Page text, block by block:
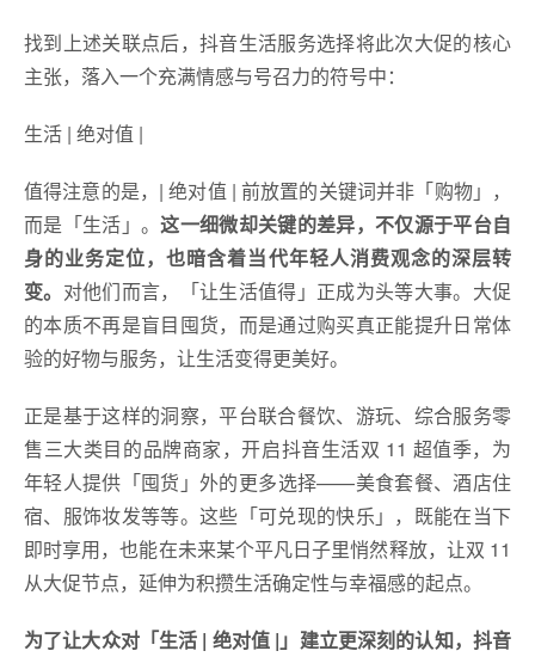
找到上述关联点后，抖音生活服务选择将此次大促的核心
主张，落入一个充满情感与号召力的符号中：
生活 | 绝对值 |
值得注意的是，| 绝对值 | 前放置的关键词并非「购物」，
而是「生活」。这一细微却关键的差异，不仅源于平台自
身的业务定位，也暗含着当代年轻人消费观念的深层转
变。 对他们而言，「让生活值得」正成为头等大事。大促
的本质不再是盲目囤货，而是通过购买真正能提升日常体
验的好物与服务，让生活变得更美好。
正是基于这样的洞察，平台联合餐饮、游玩、综合服务零
售三大类目的品牌商家，开启抖音生活双 11 超值季，为
年轻人提供「囤货」外的更多选择——美食套餐、酒店住
宿、服饰妆发等等。这些「可兑现的快乐」，既能在当下
即时享用，也能在未来某个平凡日子里悄然释放，让双 11
从大促节点，延伸为积攒生活确定性与幸福感的起点。
为了让大众对「生活 | 绝对值 |」建立更深刻的认知，抖音